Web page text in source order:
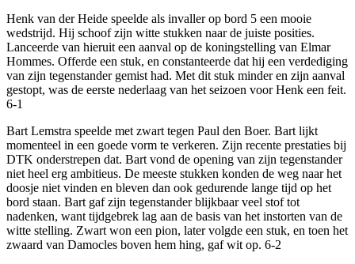
Henk van der Heide speelde als invaller op bord 5 een mooie
wedstrijd. Hij schoof zijn witte stukken naar de juiste posities.
Lanceerde van hieruit een aanval op de koningstelling van Elmar
Hommes. Offerde een stuk, en constanteerde dat hij een verdediging
van zijn tegenstander gemist had. Met dit stuk minder en zijn aanval
gestopt, was de eerste nederlaag van het seizoen voor Henk een feit.
6-1
Bart Lemstra speelde met zwart tegen Paul den Boer. Bart lijkt
momenteel in een goede vorm te verkeren. Zijn recente prestaties bij
DTK onderstrepen dat. Bart vond de opening van zijn tegenstander
niet heel erg ambitieus. De meeste stukken konden de weg naar het
doosje niet vinden en bleven dan ook gedurende lange tijd op het
bord staan. Bart gaf zijn tegenstander blijkbaar veel stof tot
nadenken, want tijdgebrek lag aan de basis van het instorten van de
witte stelling. Zwart won een pion, later volgde een stuk, en toen het
zwaard van Damocles boven hem hing, gaf wit op. 6-2